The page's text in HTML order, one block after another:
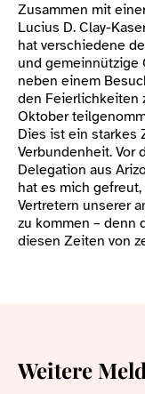
Zusammen mit
Lucius D. Clay-
hat verschiedene
und gemeinnützige
neben einem
den Feierlichkeiten
Oktober
Dies ist ein starkes
Verbundenheit. Vor
Delegation aus
hat es mich
Vertretern unserer
zu kommen – denn
diesen Zeiten von
Weitere